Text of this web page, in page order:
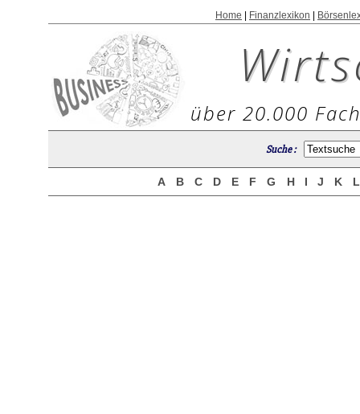
Home Finanzlexikon
über 20.000
Suche :
A B C D E F G H I J K